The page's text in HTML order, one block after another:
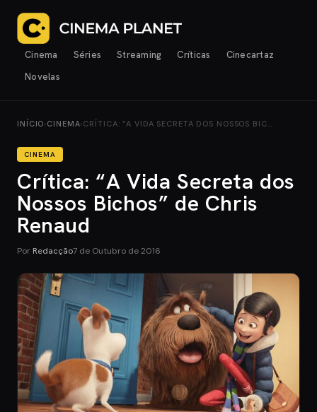
Cinema Séries Streaming Críticas
Cinecartaz
Novelas
INÍCIO› CINEMA› CRÍTICA: “A VIDA SECRETA DOS NOSSOS BIC…
CINEMA
Crítica: “A Vida Secreta dos
Nossos Bichos” de Chris
Renaud
Por Redacção7 de Outubro de 2016